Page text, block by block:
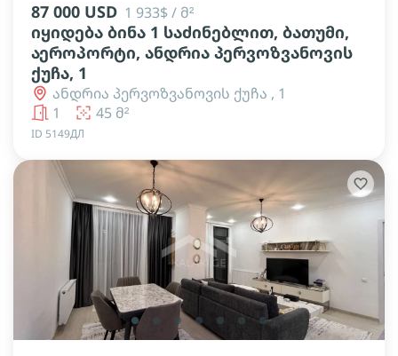
87 000 USD 1 933$ / მ²
იყიდება ბინა 1 საძინებლით, ბათუმი,
აეროპორტი, ანდრია პერვოზვანოვის
ქუჩა, 1
ანდრია პერვოზვანოვის ქუჩა , 1
1
45 მ²
ID 5149ДЛ
lens lens lens lens lens lens